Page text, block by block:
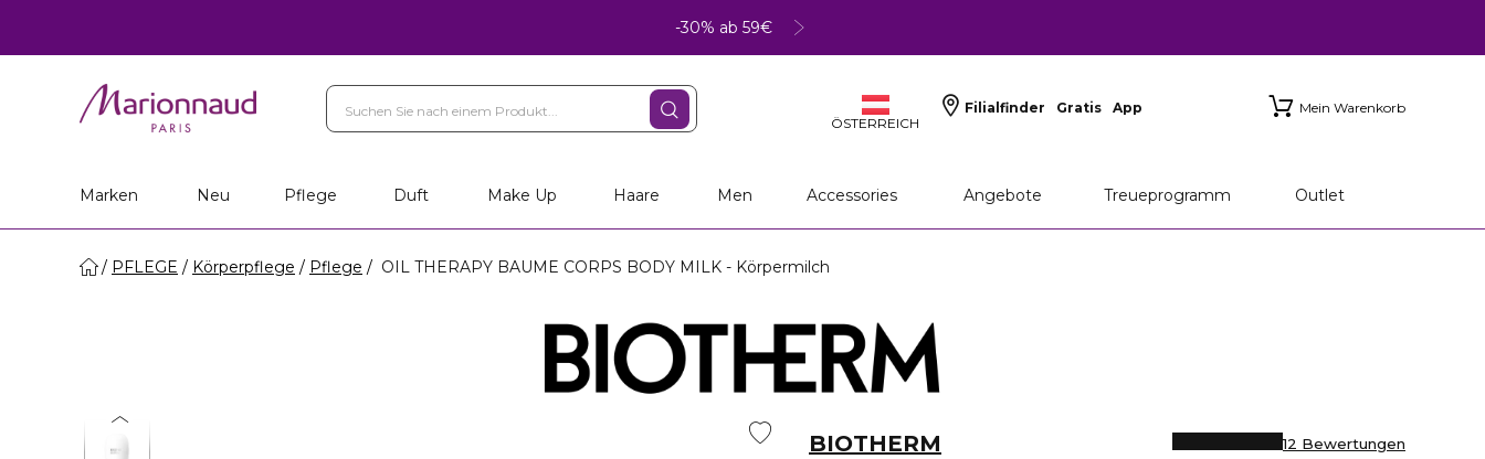
-30% ab 59€
ÖSTERREICH
Filialfinder Gratis App Mein Warenkorb
Marken Neu Pflege Duft Make Up Haare Men Accessories Angebote Treueprogramm Outlet
PFLEGE Körperpflege Pflege OIL THERAPY BAUME CORPS BODY MILK - Körpermilch
BIOTHERM
12 Bewertungen